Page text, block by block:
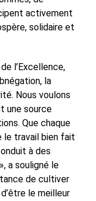
activement
solidaire et
l’Excellence,
la
Nous voulons
une source
Que chaque
le travail bien fait
à des
a souligné le
de cultiver
le meilleur